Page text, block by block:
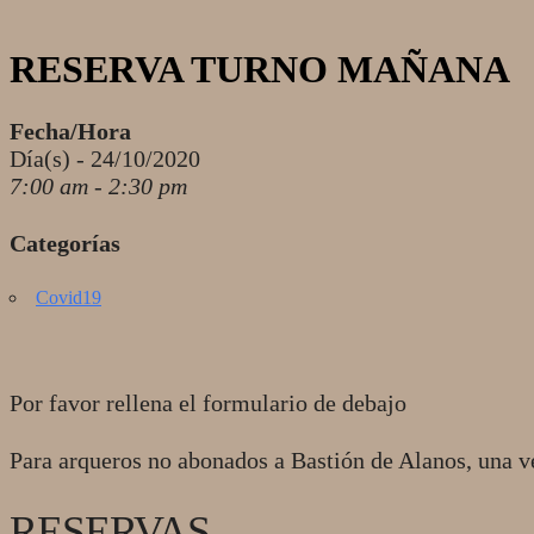
RESERVA TURNO MAÑANA
Fecha/Hora
Día(s) - 24/10/2020
7:00 am - 2:30 pm
Categorías
Covid19
Por favor rellena el formulario de debajo
Para arqueros no abonados a Bastión de Alanos,